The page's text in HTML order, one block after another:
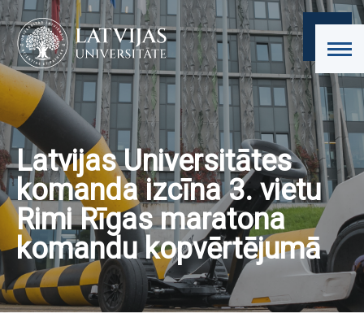
Latvijas Universitātes
komanda izcīna 3. vietu
Rimi Rīgas maratona
komandu kopvērtējumā